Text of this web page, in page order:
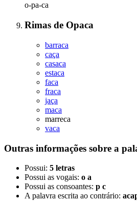
o-pa-ca
Rimas de Opaca
barraca
caça
casaca
estaca
faca
fraca
jaça
maca
marreca
vaca
Outras informações sobre a
Possui: 5 letras
Possui as vogais: o a
Possui as consoantes: p c
A palavra escrita ao contrário: